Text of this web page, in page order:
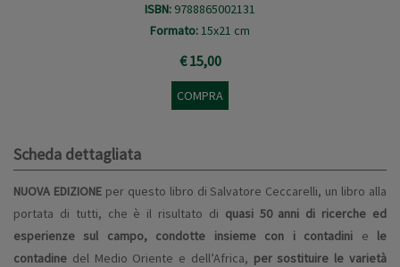
ISBN: 9788865002131
Formato:15x21 cm
€ 15,00
COMPRA
Scheda dettagliata
NUOVA EDIZIONE per questo libro di Salvatore Ceccarelli, un libro alla
portata di tutti, che è il risultato di quasi 50 anni di ricerche ed
esperienze sul campo, condotte insieme con i contadini e le
contadine del Medio Oriente e dell’Africa, per sostituire le varietà